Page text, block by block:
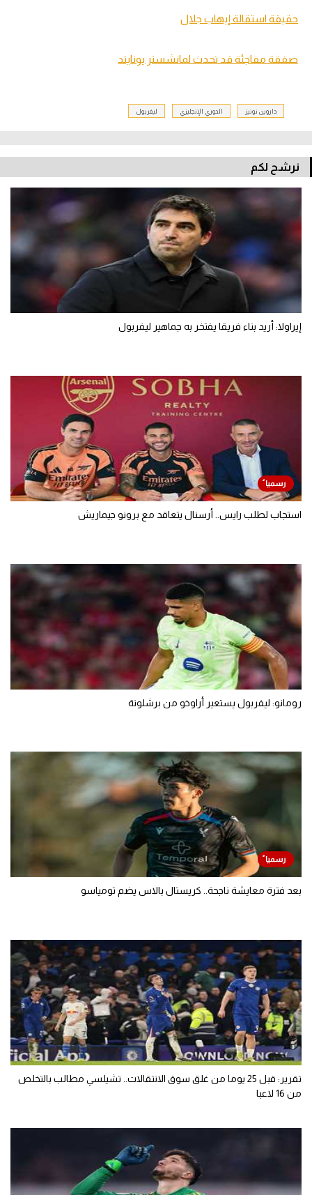
حقيقة استقالة إيهاب جلال
صفقة مفاجئة قد تحدث لمانشستر يونايتد
داروين نونيز الدوري الإنجليزي ليفربول
نرشح لكم
إيراولا: أريد بناء فريقا يفتخر به جماهير ليفربول
استجاب لطلب رايس.. أرسنال يتعاقد مع برونو جيماريش
رومانو: ليفربول يستعير أراوخو من برشلونة
بعد فترة معايشة ناجحة.. كريستال بالاس يضم تومياسو
تقرير: قبل 25 يوما من غلق سوق الانتقالات.. تشيلسي مطالب بالتخلص
من 16 لاعبا